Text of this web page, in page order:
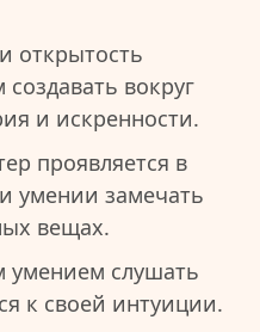
открытость
вокруг
и искренности.
проявляется в
умении замечать
вещах.
умением слушать
к своей интуиции.